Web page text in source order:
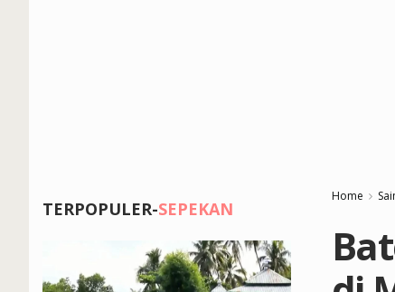
Home
TERPOPULER-SEPEKAN